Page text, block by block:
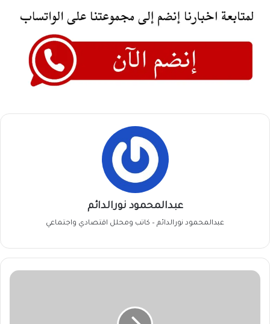
عبدالمحمود نورالدائم
عبدالمحمود نورالدائم – كاتب ومحلل اقتصادي واجتماعي
مصعب